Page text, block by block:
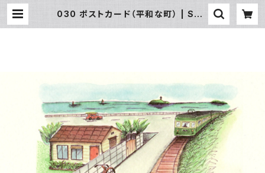
030 ポストカード（平和な町） | SUN